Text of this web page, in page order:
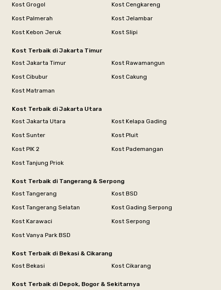
Kost Grogol
Kost Cengkareng
Kost Palmerah
Kost Jelambar
Kost Kebon Jeruk
Kost Slipi
Kost Terbaik di Jakarta Timur
Kost Jakarta Timur
Kost Rawamangun
Kost Cibubur
Kost Cakung
Kost Matraman
Kost Terbaik di Jakarta Utara
Kost Jakarta Utara
Kost Kelapa Gading
Kost Sunter
Kost Pluit
Kost PIK 2
Kost Pademangan
Kost Tanjung Priok
Kost Terbaik di Tangerang & Serpong
Kost Tangerang
Kost BSD
Kost Tangerang Selatan
Kost Gading Serpong
Kost Karawaci
Kost Serpong
Kost Vanya Park BSD
Kost Terbaik di Bekasi & Cikarang
Kost Bekasi
Kost Cikarang
Kost Terbaik di Depok, Bogor & Sekitarnya